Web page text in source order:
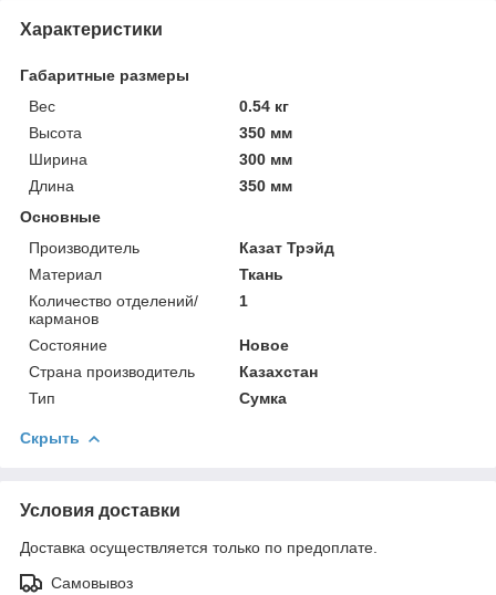
Характеристики
Габаритные размеры
Вес
0.54 кг
Высота
350 мм
Ширина
300 мм
Длина
350 мм
Основные
Производитель
Казат Трэйд
Материал
Ткань
Количество отделений/
карманов
1
Состояние
Новое
Страна производитель
Казахстан
Тип
Сумка
Скрыть
Условия доставки
Доставка осуществляется только по предоплате.
Самовывоз